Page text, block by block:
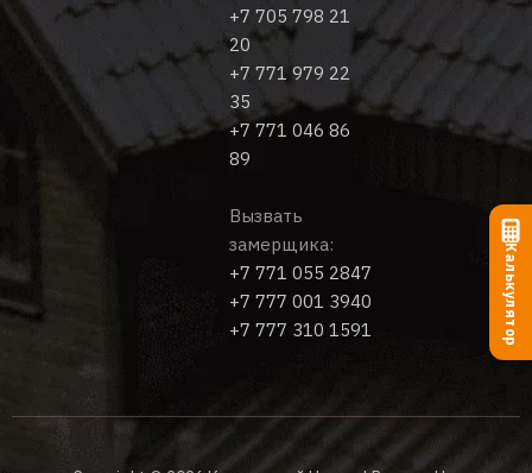
+7 705 798 21
20
+7 771 979 22
35
+7 771 046 86
89
Вызвать
замерщика:
+7 771 055 2847
+7 777 001 3940
+7 777 310 1591
Калькулятор